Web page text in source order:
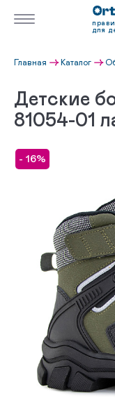
для
Главная Каталог
Детские
81054-01
- 16%